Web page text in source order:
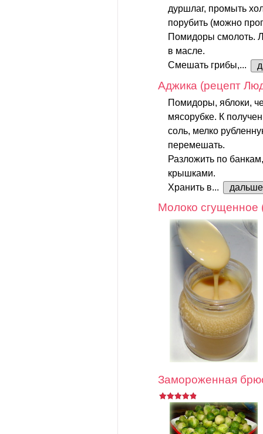
дуршлаг, промыть
порубить (можно
Помидоры смолоть.
в масле.
Смешать грибы,...
Аджика (рецепт
Помидоры, яблоки,
мясорубке. К
соль, мелко
перемешать.
Разложить по
крышками.
Хранить в...
дальше
Молоко
Замороженная